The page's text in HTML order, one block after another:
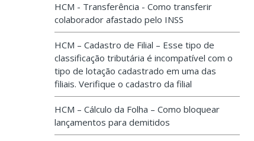
HCM - Transferência - Como transferir
colaborador afastado pelo INSS
HCM – Cadastro de Filial – Esse tipo de
classificação tributária é incompatível com o
tipo de lotação cadastrado em uma das
filiais. Verifique o cadastro da filial
HCM – Cálculo da Folha – Como bloquear
lançamentos para demitidos